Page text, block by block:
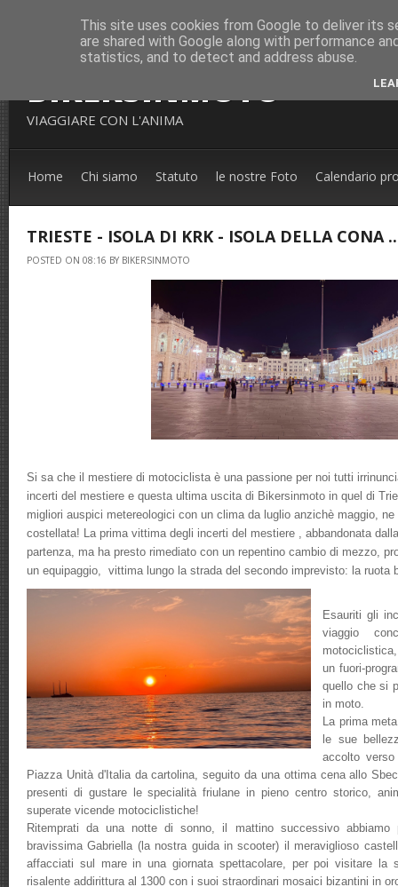
BIKERSINMOTO
VIAGGIARE CON L'ANIMA
Home Chi siamo Statuto le nostre Foto Calendario
TRIESTE - ISOLA DI KRK - ISOLA DELLA CONA
POSTED ON 08:16 BY BIKERSINMOTO
Si sa che il mestiere di motociclista è una passione per noi tutti
incerti del mestiere e questa ultima uscita di Bikersinmoto in quel di
migliori auspici metereologici con un clima da luglio anzichè maggio,
costellata! La prima vittima degli incerti del mestiere , abbandonata
partenza, ma ha presto rimediato con un repentino cambio di mezzo,
un equipaggio, vittima lungo la strada del secondo imprevisto: la ruota
Esauriti gli
viaggio
un fuori-
quello che si
in moto.
La prima
le sue
accolto
Piazza Unità d'Italia da cartolina, seguito da una ottima cena allo
presenti di gustare le specialità friulane in pieno centro storico,
superate vicende motociclistiche!
Ritemprati da una notte di sonno, il mattino successivo abbiamo
bravissima Gabriella (la nostra guida in scooter) il meraviglioso
affacciati sul mare in una giornata spettacolare, per poi visitare la
risalente addirittura al 1300 con i suoi straordinari mosaici bizantini in
This site uses cookies from Google to deliver its
are shared with Google along with performance
statistics, and to detect and address abuse.